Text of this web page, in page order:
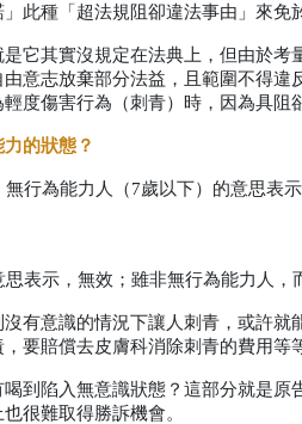
此種「超法規阻卻違法事由」來免
是它其實沒規定在法典上，但由於
意志放棄部分法益，且範圍不得
度傷害行為（刺青）時，因為具阻
的狀態？
無行為能力人（7歲以下）的意思表
表示，無效；雖非無行為能力人，
有意識的情況下讓人刺青，或許就
要賠償去皮膚科消除刺青的費用等
到陷入無意識狀態？這部分就是
很難取得勝訴機會。